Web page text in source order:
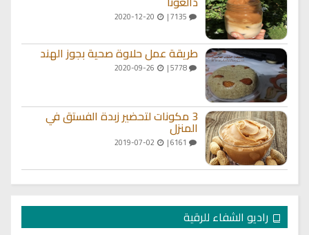
طريقة عمل حلاوة صحية بجوز الهند
5778 |
3 مكونات لتحضير زبدة الفستق في
المنزل
راديو الشفاء للرقية